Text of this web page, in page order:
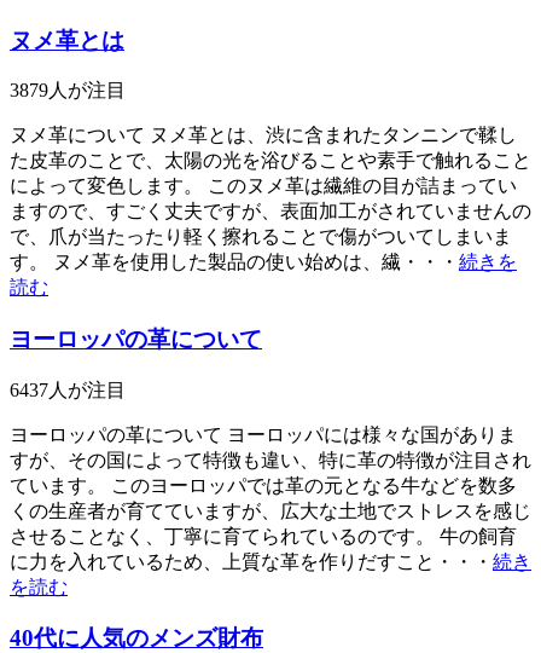
ヌメ革とは
3879人が注目
ヌメ革について ヌメ革とは、渋に含まれたタンニンで鞣し
た皮革のことで、太陽の光を浴びることや素手で触れること
によって変色します。 このヌメ革は繊維の目が詰まってい
ますので、すごく丈夫ですが、表面加工がされていませんの
で、爪が当たったり軽く擦れることで傷がついてしまいま
す。 ヌメ革を使用した製品の使い始めは、繊・・・ 続きを
読む
ヨーロッパの革について
6437人が注目
ヨーロッパの革について ヨーロッパには様々な国がありま
すが、その国によって特徴も違い、特に革の特徴が注目され
ています。 このヨーロッパでは革の元となる牛などを数多
くの生産者が育てていますが、広大な土地でストレスを感じ
させることなく、丁寧に育てられているのです。 牛の飼育
に力を入れているため、上質な革を作りだすこと・・・ 続き
を読む
40代に人気のメンズ財布